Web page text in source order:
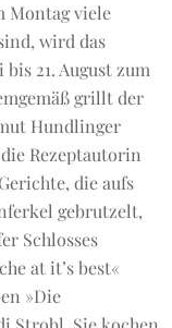
Montag viele
wird das
21. August zum
grillt der
Hundlinger
Rezeptautorin
die aufs
gebrutzelt,
Schlosses
at it’s best«
»Die